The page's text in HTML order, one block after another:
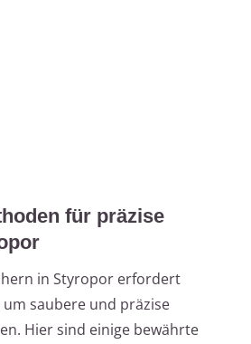
für präzise
in Styropor erfordert
saubere und präzise
Hier sind einige bewährte